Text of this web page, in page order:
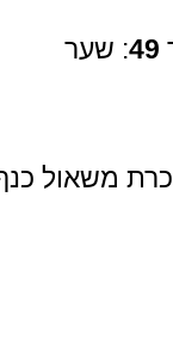
49: שער
משאול